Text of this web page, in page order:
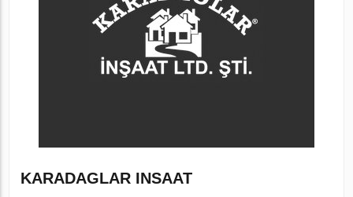
KARADAGLAR INSAAT